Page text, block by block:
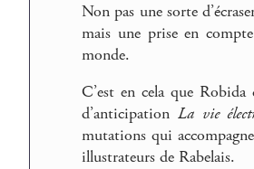
Non pas une sorte
mais une prise en
monde.
C’est en cela que
d’anticipation La vie
mutations qui
illustrateurs de Rabelais.